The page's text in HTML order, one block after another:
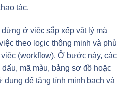
tác.
ở việc sắp xếp vật lý mà
theo logic thông minh và phù
(workflow). Ở bước này, các
mã màu, bảng sơ đồ hoặc
dụng để tăng tính minh bạch và